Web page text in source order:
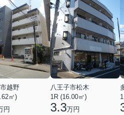
越野
㎡)
円
八王子市松木
1R (16.00㎡)
3.3万円